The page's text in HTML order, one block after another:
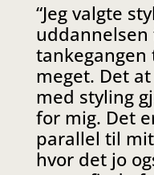
“Jeg valgte
meget. Det
med styling
for mig. Det
parallel til
hvor det jo